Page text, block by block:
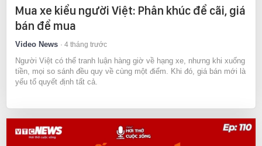
Mua xe kiểu người Việt: Phân khúc để cãi, giá
bán để mua
Video News 4 tháng trước
Người Việt có thể tranh luận hàng giờ về hạng xe, nhưng khi xuống
tiền, mọi so sánh đều quy về cùng một điểm. Khi đó, giá bán mới là
yếu tố quyết định tất cả.